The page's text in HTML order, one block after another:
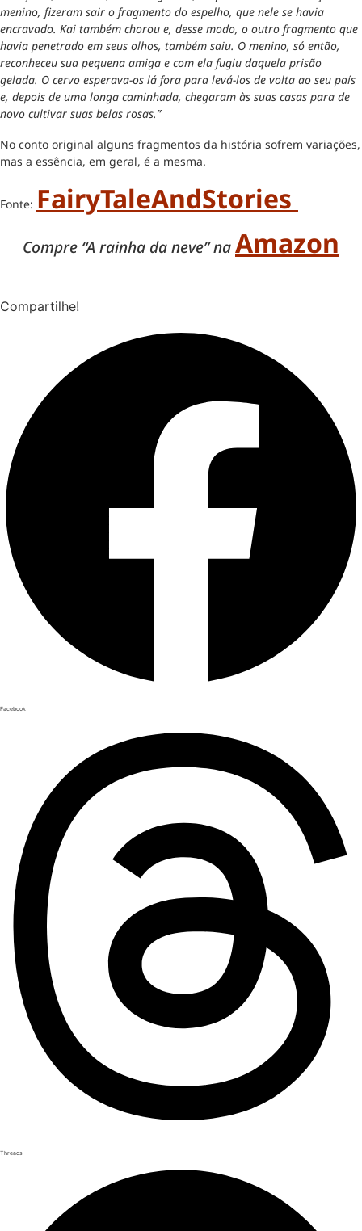
menino, fizeram sair o fragmento do espelho, que nele se havia
encravado. Kai também chorou e, desse modo, o outro fragmento que
havia penetrado em seus olhos, também saiu. O menino, só então,
reconheceu sua pequena amiga e com ela fugiu daquela prisão
gelada. O cervo esperava-os lá fora para levá-los de volta ao seu país
e, depois de uma longa caminhada, chegaram às suas casas para de
novo cultivar suas belas rosas.”
No conto original alguns fragmentos da história sofrem variações,
mas a essência, em geral, é a mesma.
Fonte: FairyTaleAndStories
Compre “A rainha da neve” naAmazon
Compartilhe!
Facebook
Threads